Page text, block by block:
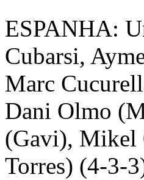
ESPANHA:
Cubarsi,
Marc
Dani Olmo
(Gavi), Mikel
Torres) (4-3-